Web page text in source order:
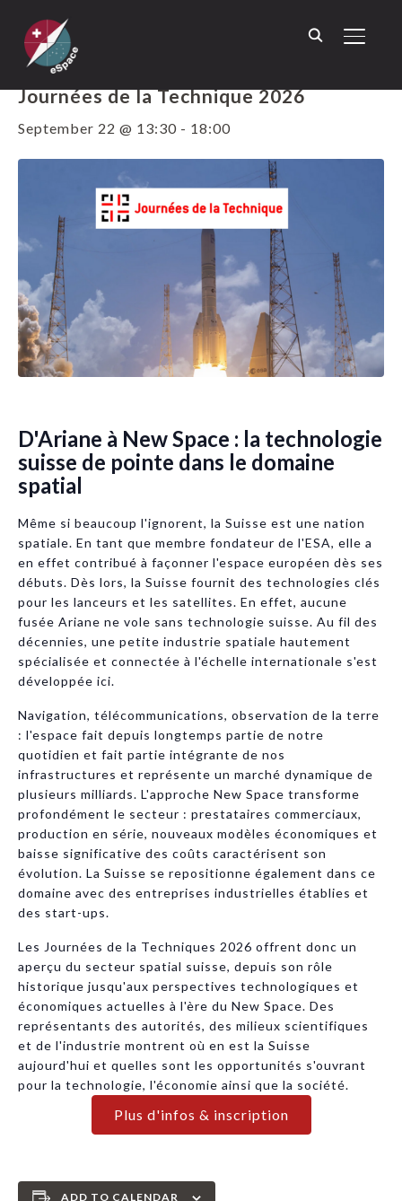
« ALL EVENTS
Journées de la Technique 2026
September 22 @ 13:30 - 18:00
D'Ariane à New Space : la technologie
suisse de pointe dans le domaine
spatial
Même si beaucoup l'ignorent, la Suisse est une nation
spatiale. En tant que membre fondateur de l'ESA, elle a
en effet contribué à façonner l'espace européen dès ses
débuts. Dès lors, la Suisse fournit des technologies clés
pour les lanceurs et les satellites. En effet, aucune
fusée Ariane ne vole sans technologie suisse. Au fil des
décennies, une petite industrie spatiale hautement
spécialisée et connectée à l'échelle internationale s'est
développée ici.
Navigation, télécommunications, observation de la terre
: l'espace fait depuis longtemps partie de notre
quotidien et fait partie intégrante de nos
infrastructures et représente un marché dynamique de
plusieurs milliards. L'approche New Space transforme
profondément le secteur : prestataires commerciaux,
production en série, nouveaux modèles économiques et
baisse significative des coûts caractérisent son
évolution. La Suisse se repositionne également dans ce
domaine avec des entreprises industrielles établies et
des start-ups.
Les Journées de la Techniques 2026 offrent donc un
aperçu du secteur spatial suisse, depuis son rôle
historique jusqu'aux perspectives technologiques et
économiques actuelles à l'ère du New Space. Des
représentants des autorités, des milieux scientifiques
et de l'industrie montrent où en est la Suisse
aujourd'hui et quelles sont les opportunités s'ouvrant
pour la technologie, l'économie ainsi que la société.
Plus d'infos & inscription
ADD TO CALENDAR